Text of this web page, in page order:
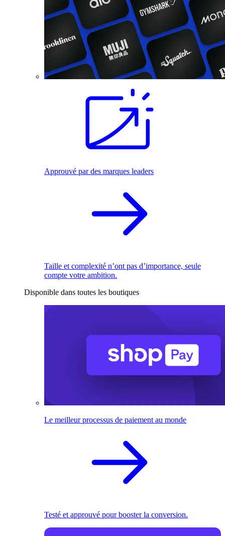
Approuvé par des marques leaders
Taille et complexité n’ont pas d’importance, seule
compte votre ambition.
Disponible dans toutes les boutiques
Le meilleur processus de paiement au monde
Testé et approuvé pour booster la conversion.